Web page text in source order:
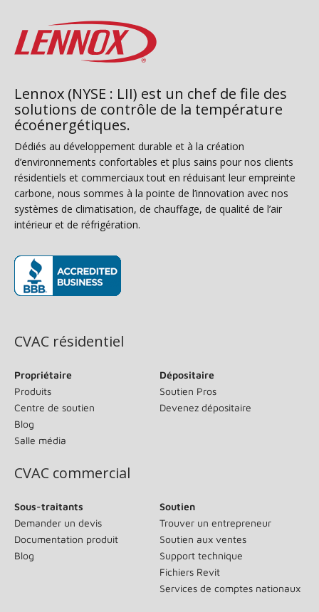
Lennox (NYSE : LII) est un chef de file des
solutions de contrôle de la température
écoénergétiques.
Dédiés au développement durable et à la création
d’environnements confortables et plus sains pour nos clients
résidentiels et commerciaux tout en réduisant leur empreinte
carbone, nous sommes à la pointe de l’innovation avec nos
systèmes de climatisation, de chauffage, de qualité de l’air
intérieur et de réfrigération.
CVAC résidentiel
Propriétaire
Produits
Centre de soutien
Blog
Salle média
Dépositaire
Soutien Pros
Devenez dépositaire
CVAC commercial
Sous-traitants
Demander un devis
Documentation produit
Blog
Soutien
Trouver un entrepreneur
Soutien aux ventes
Support technique
Fichiers Revit
Services de comptes nationaux